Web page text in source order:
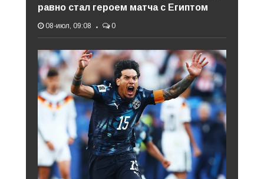
равно стал героем матча с Египтом
08-июл, 09:08 0